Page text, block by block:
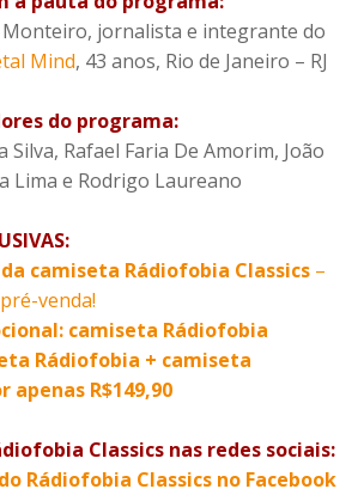
jornalista e integrante do
Mind, 43 anos, Rio de Janeiro – RJ
do programa:
Silva, Rafael Faria De Amorim, João
Lima e Rodrigo Laureano
da camiseta Rádiofobia Classics –
venda!
camiseta Rádiofobia
Rádiofobia + camiseta
apenas R$149,90
Classics nas redes sociais:
Rádiofobia Classics no Facebook